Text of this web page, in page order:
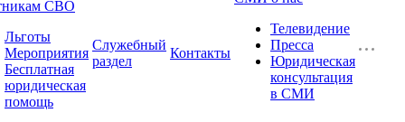
СВО
Льготы
Мероприятия
Бесплатная
юридическая
помощь
Служебный
раздел
Контакты
Телевидение
Пресса
Юридическая
консультация
в СМИ